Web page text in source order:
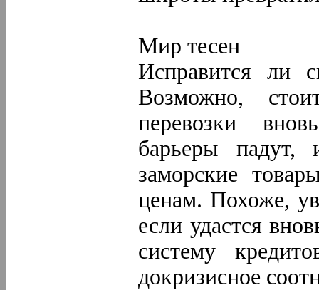
Мир тесен
Исправится ли
Возможно,
перевозки
барьеры
заморские
ценам. Похоже,
если удастся
систему
докризисное